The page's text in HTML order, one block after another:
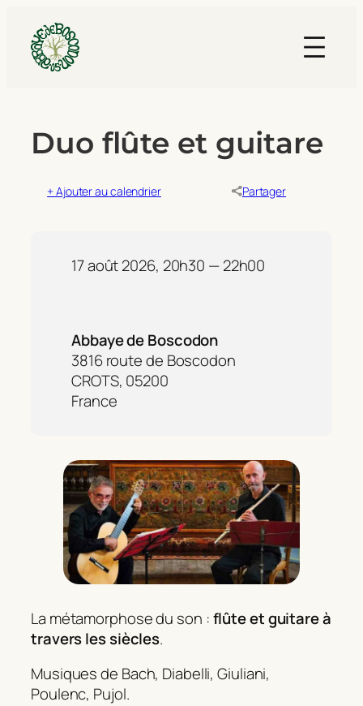
Duo flûte et guitare
+ Ajouter au calendrier Partager
La métamorphose du son :flûte et guitare à
travers les siècles.
Musiques de Bach, Diabelli, Giuliani,
Poulenc, Pujol.
17 août 2026, 20h30 — 22h00
Abbaye de Boscodon
3816 route de Boscodon
CROTS, 05200
France